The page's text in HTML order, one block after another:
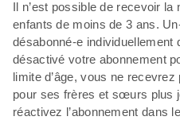
Il n’est possible de recevoir la
enfants de moins de 3 ans.
désabonné-e individuellement
désactivé votre abonnement
limite d’âge, vous ne
pour ses frères et sœurs plus
réactivez l’abonnement dans